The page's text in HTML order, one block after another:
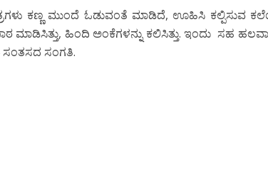
ಕಣ್ಣ ಮುಂದೆ ಓಡುವಂತೆ ಮಾಡಿದೆ, ಊಹಿಸಿ ಕಲ್ಪಿಸುವ
ಹಿಂದಿ ಅಂಕೆಗಳನ್ನು ಕಲಿಸಿತ್ತು. ಇಂದು ಸಹ
ಸಂತಸದ ಸಂಗತಿ.